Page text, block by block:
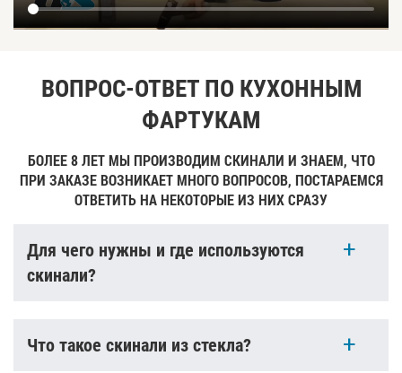
ВОПРОС-ОТВЕТ ПО КУХОННЫМ
ФАРТУКАМ
БОЛЕЕ 8 ЛЕТ МЫ ПРОИЗВОДИМ СКИНАЛИ И ЗНАЕМ, ЧТО
ПРИ ЗАКАЗЕ ВОЗНИКАЕТ МНОГО ВОПРОСОВ, ПОСТАРАЕМСЯ
ОТВЕТИТЬ НА НЕКОТОРЫЕ ИЗ НИХ СРАЗУ
Для чего нужны и где используются
скинали?
Что такое скинали из стекла?